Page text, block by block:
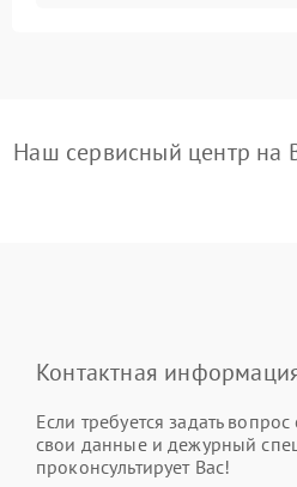
Наш сервисный центр на
Контактная
Если требуется задать вопрос
свои данные и дежурный
проконсультирует Вас!